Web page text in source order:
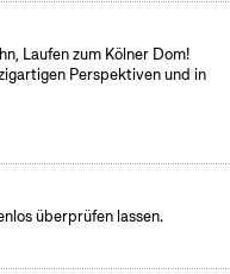
Laufen zum Kölner Dom!
Perspektiven und in
überprüfen lassen.